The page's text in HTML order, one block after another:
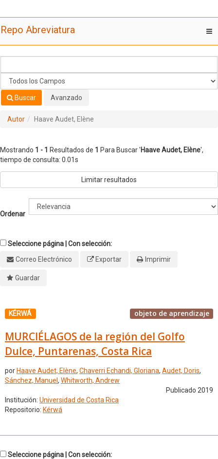
Repo Abreviatura
Buscar Avanzado
Autor Haave Audet, Elène
Mostrando 1 - 1 Resultados de 1 Para Buscar 'Haave Audet, Elène',
tiempo de consulta: 0.01s
Limitar resultados
Ordenar
Seleccione página | Con selección:
Correo Electrónico
Exportar Imprimir
Guardar
KÉRWÁ objeto de aprendizaje
MURCIÉLAGOS de la región del Golfo
Dulce, Puntarenas, Costa Rica
por Haave Audet, Elène, Chaverri Echandi, Gloriana, Audet, Doris,
Sánchez, Manuel , Whitworth, Andrew
Publicado 2019
Institución: Universidad de Costa Rica
Repositorio: Kérwá
Seleccione página | Con selección: